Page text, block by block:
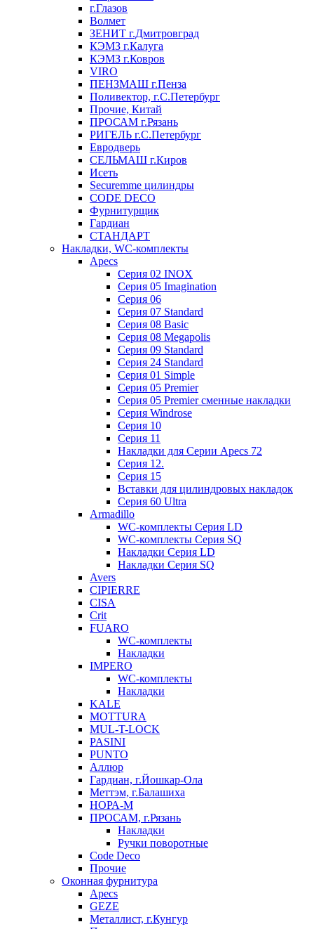
г.Глазов
Волмет
ЗЕНИТ г.Дмитровград
КЭМЗ г.Калуга
КЭМЗ г.Ковров
VIRO
ПЕНЗМАШ г.Пенза
Поливектор, г.С.Петербург
Прочие, Китай
ПРОСАМ г.Рязань
РИГЕЛЬ г.С.Петербург
Евродверь
СЕЛЬМАШ г.Киров
Исеть
Securemme цилиндры
CODE DECO
Фурнитурщик
Гардиан
СТАНДАРТ
Накладки, WC-комплекты
Apecs
Cерия 02 INOX
Cерия 05 Imagination
Cерия 06
Cерия 07 Standard
Cерия 08 Basic
Cерия 08 Megapolis
Cерия 09 Standard
Cерия 24 Standard
Серия 01 Simple
Серия 05 Premier
Серия 05 Premier сменные накладки
Cерия Windrose
Серия 10
Серия 11
Накладки для Серии Apecs 72
Серия 12.
Серия 15
Вставки для цилиндровых накладок
Серия 60 Ultra
Armadillo
WC-комплекты Серия LD
WC-комплекты Серия SQ
Накладки Серия LD
Накладки Серия SQ
Avers
CIPIERRE
CISA
Crit
FUARO
WC-комплекты
Накладки
IMPERO
WC-комплекты
Накладки
KALE
MOTTURA
MUL-T-LOCK
PASINI
PUNTO
Аллюр
Гардиан, г.Йошкар-Ола
Меттэм, г.Балашиха
НОРА-М
ПРОСАМ, г.Рязань
Накладки
Ручки поворотные
Code Deco
Прочие
Оконная фурнитура
Apecs
GEZE
Металлист, г.Кунгур